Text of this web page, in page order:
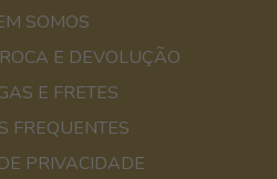
SOMOS
E DEVOLUÇÃO
E FRETES
FREQUENTES
PRIVACIDADE